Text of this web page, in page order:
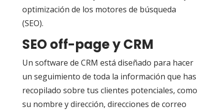
optimización de los motores de búsqueda
(SEO).
SEO off-page y CRM
Un software de CRM está diseñado para hacer
un seguimiento de toda la información que has
recopilado sobre tus clientes potenciales, como
su nombre y dirección, direcciones de correo